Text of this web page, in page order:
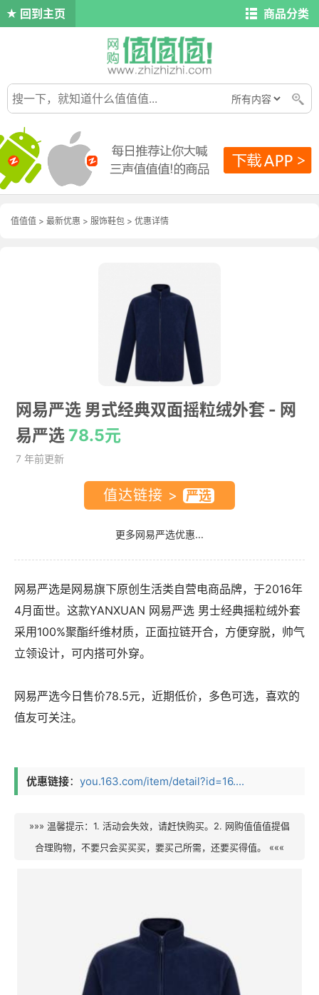
回到主页 商品分类
值值值 > 最新优惠 > 服饰鞋包 > 优惠详情
网易严选 男式经典双面摇粒绒外套 - 网
易严选 78.5元
7 年前更新
值达链接 >
更多网易严选优惠...
网易严选是网易旗下原创生活类自营电商品牌，于2016年
4月面世。这款YANXUAN 网易严选 男士经典摇粒绒外套
采用100%聚酯纤维材质，正面拉链开合，方便穿脱，帅气
立领设计，可内搭可外穿。
网易严选今日售价78.5元，近期低价，多色可选，喜欢的
值友可关注。
优惠链接： you.163.com/item/detail?id=16....
»»» 温馨提示：1. 活动会失效，请赶快购买。2. 网购值值值提倡
合理购物，不要只会买买买，要买己所需，还要买得值。 «««